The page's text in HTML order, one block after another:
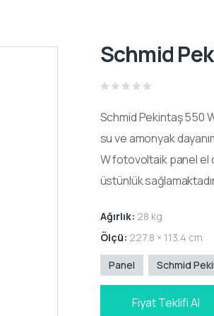
Schmid
out
Schmid Pekintaş 550
su ve amonyak
Wfotovoltaikpanel el
üstünlük
Ağırlık: 28 kg
Ölçü: 227.8 × 113.4 cm
Panel Schmid
Fiyat Teklifi Al